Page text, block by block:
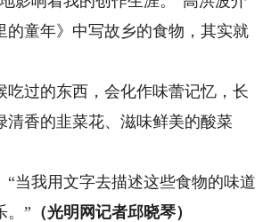
童年》中写故乡的食物，其实就
过的东西，会化作味蕾记忆，长
香的韭菜花、滋味鲜美的酸菜
我用文字去描述这些食物的味道
。” （光明网记者邱晓琴）